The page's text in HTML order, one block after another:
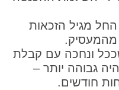
מגיל הזכאות
מהמעסיק.
ונחכה עם קבלת
גבוהה יותר –
חודשים.